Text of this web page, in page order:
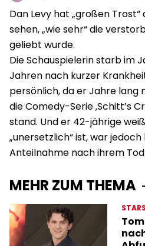
Dan Levy hat „großen
sehen, „wie sehr“ die
geliebt wurde.
Die Schauspielerin starb im
Jahren nach kurzer
persönlich, da er Jahre lang
die Comedy-Serie ‚Schitt’s
stand. Und er 42-jährige
„unersetzlich“ ist, war
Anteilnahme nach ihrem Tod.
MEHR ZUM THEMA
STARS